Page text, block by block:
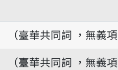
讀se-huānn
（臺華共同詞 ，無義項
（臺華共同詞 ，無義項